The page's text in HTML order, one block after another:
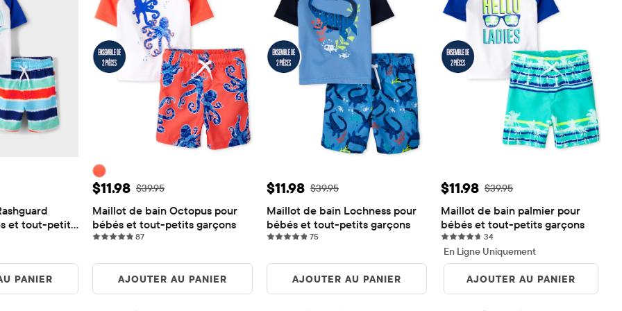
$39.95
et tout-petits
PANIER
Prix ​​de vente: $11.98
$11.98 Prix ​​d'origine: $39.95
$39.95
Maillot de bain Octopus pour
bébés et tout-petits garçons
8787 reviews
AJOUTER AU PANIER
Prix ​​de vente: $11.98
$11.98 Prix ​​d'origine: $39.95
$39.95
Maillot de bain Lochness pour
bébés et tout-petits garçons
7575 reviews
AJOUTER AU PANIER
Prix ​​de vente: $11.98
$11.98 Prix ​​d'origine: $39.95
$39.95
Maillot de bain palmier pour
bébés et tout-petits garçons
3434 reviews
En Ligne Uniquement
AJOUTER AU PANIER